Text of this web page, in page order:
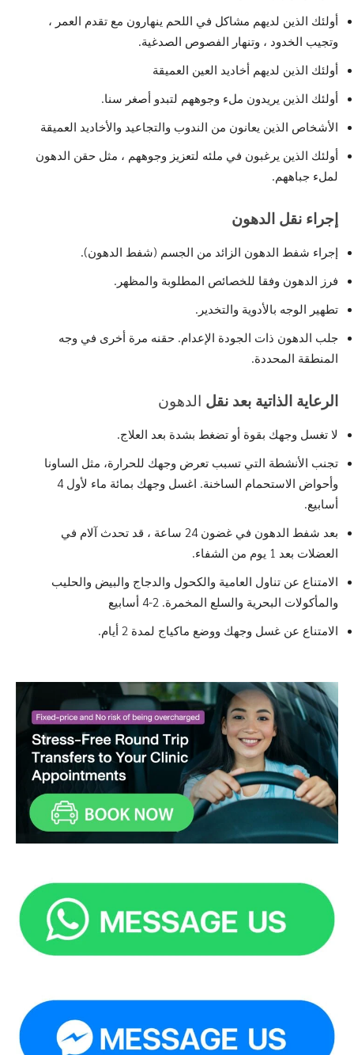
أولئك الذين لديهم مشاكل في اللحم ينهارون مع تقدم العمر ،
وتجيب الخدود ، وتنهار الفصوص الصدغية.
أولئك الذين لديهم أخاديد العين العميقة
أولئك الذين يريدون ملء وجوههم لتبدو أصغر سنا.
الأشخاص الذين يعانون من الندوب والتجاعيد والأخاديد العميقة
أولئك الذين يرغبون في ملئه لتعزيز وجوههم ، مثل حقن الدهون
لملء جباههم.
إجراء نقل الدهون
إجراء شفط الدهون الزائد من الجسم (شفط الدهون).
فرز الدهون وفقا للخصائص المطلوبة والمظهر.
تطهير الوجه بالأدوية والتخدير.
جلب الدهون ذات الجودة الإعدام. حقنه مرة أخرى في وجه
المنطقة المحددة.
الرعاية الذاتية بعد نقل الدهون
لا تغسل وجهك بقوة أو تضغط بشدة بعد العلاج.
تجنب الأنشطة التي تسبب تعرض وجهك للحرارة، مثل الساونا
وأحواض الاستحمام الساخنة. اغسل وجهك بمائة ماء لأول 4
أسابيع.
بعد شفط الدهون في غضون 24 ساعة ، قد تحدث آلام في
العضلات بعد 1 يوم من الشفاء.
الامتناع عن تناول العامية والكحول والدجاج والبيض والحليب
والمأكولات البحرية والسلع المخمرة. 2-4 أسابيع
الامتناع عن غسل وجهك ووضع ماكياج لمدة 2 أيام.